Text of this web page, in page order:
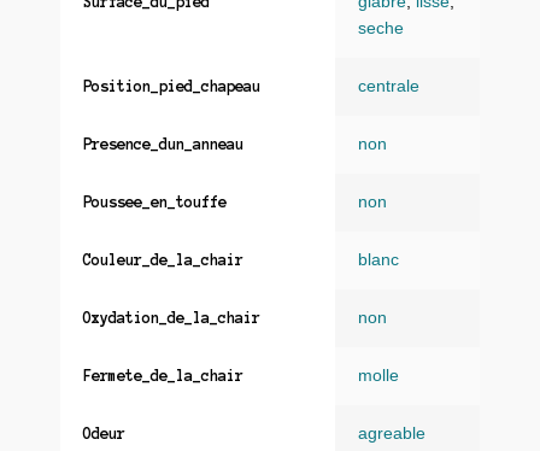
seche
Position_pied_chapeau centrale
Presence_dun_anneau non
Poussee_en_touffe non
Couleur_de_la_chair blanc
Oxydation_de_la_chair non
Fermete_de_la_chair molle
Odeur agreable